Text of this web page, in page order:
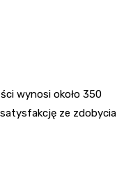
wynosi około 350
ze zdobycia